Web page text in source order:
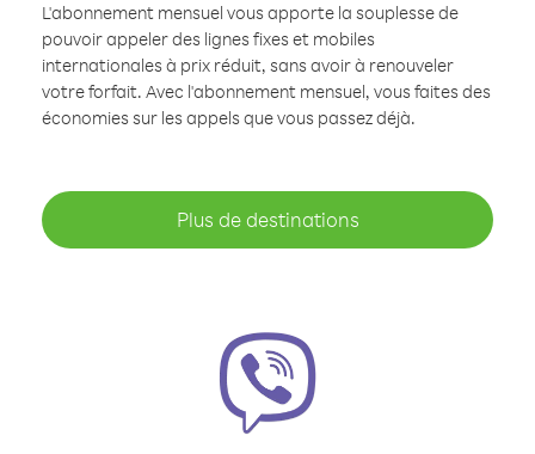
L'abonnement mensuel vous apporte la souplesse de
pouvoir appeler des lignes fixes et mobiles
internationales à prix réduit, sans avoir à renouveler
votre forfait. Avec l'abonnement mensuel, vous faites des
économies sur les appels que vous passez déjà.
Plus de destinations